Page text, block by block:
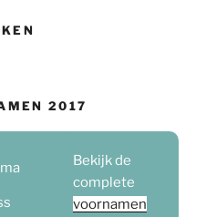
2017
Bekijk de
complete
voornamen